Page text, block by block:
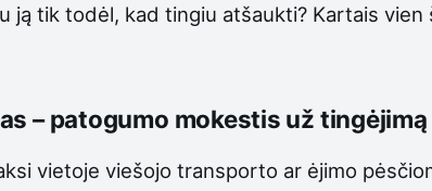
ją tik todėl, kad tingiu atšaukti? Kartais
– patogumo mokestis už
vietoje viešojo transporto ar ėjimo